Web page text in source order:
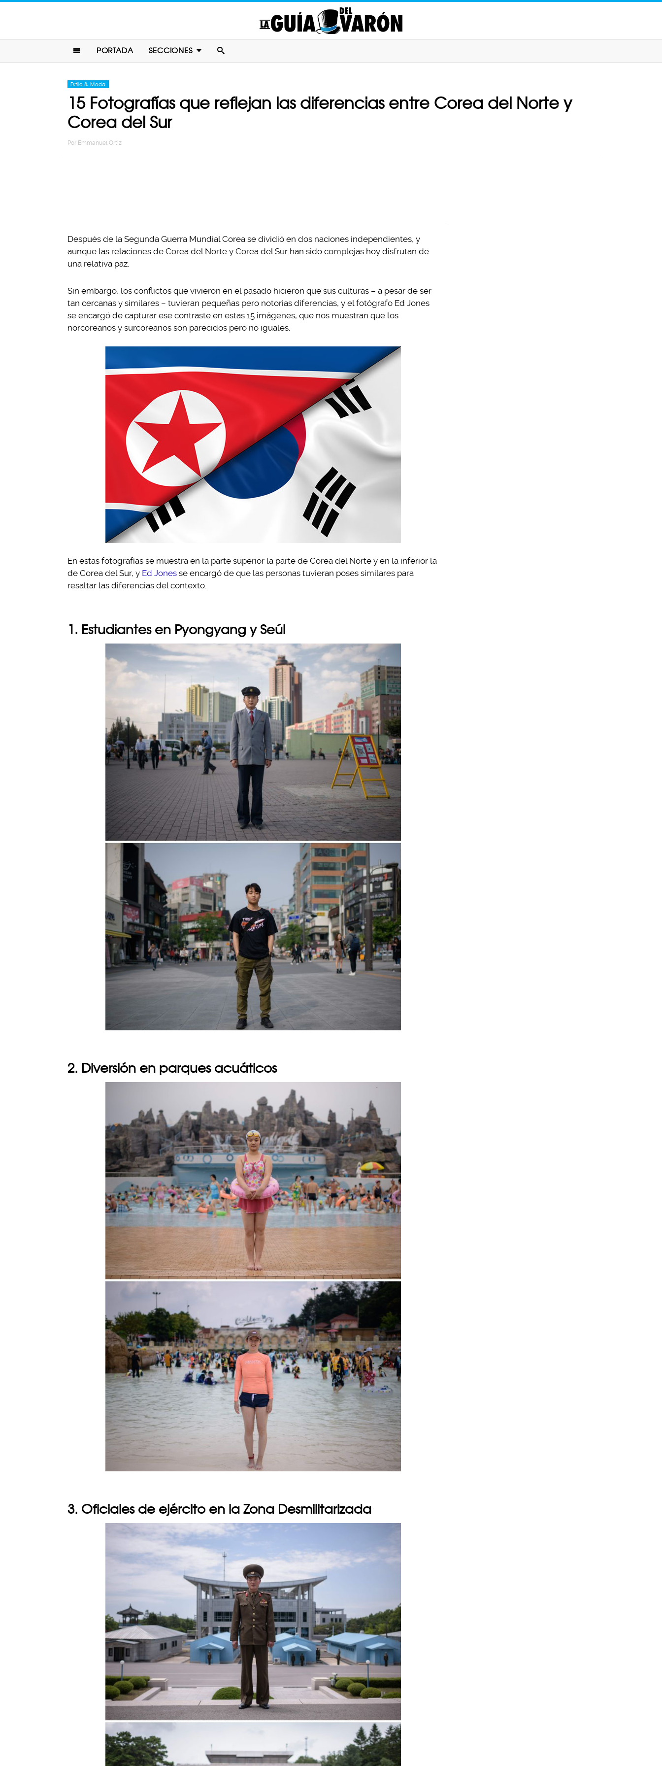
PORTADA SECCIONES
Estilo & Moda
15 Fotografías que reflejan las diferencias entre Corea del Norte y
Corea del Sur
Por Emmanuel Ortiz
Después de la Segunda Guerra Mundial Corea se dividió en dos naciones independientes, y
aunque las relaciones de Corea del Norte y Corea del Sur han sido complejas hoy disfrutan de
una relativa paz.
Sin embargo, los conflictos que vivieron en el pasado hicieron que sus culturas – a pesar de ser
tan cercanas y similares – tuvieran pequeñas pero notorias diferencias, y el fotógrafo Ed Jones
se encargó de capturar ese contraste en estas 15 imágenes, que nos muestran que los
norcoreanos y surcoreanos son parecidos pero no iguales.
En estas fotografías se muestra en la parte superior la parte de Corea del Norte y en la inferior la
de Corea del Sur, y Ed Jones se encargó de que las personas tuvieran poses similares para
resaltar las diferencias del contexto.
1. Estudiantes en Pyongyang y Seúl
2. Diversión en parques acuáticos
3. Oficiales de ejército en la Zona Desmilitarizada